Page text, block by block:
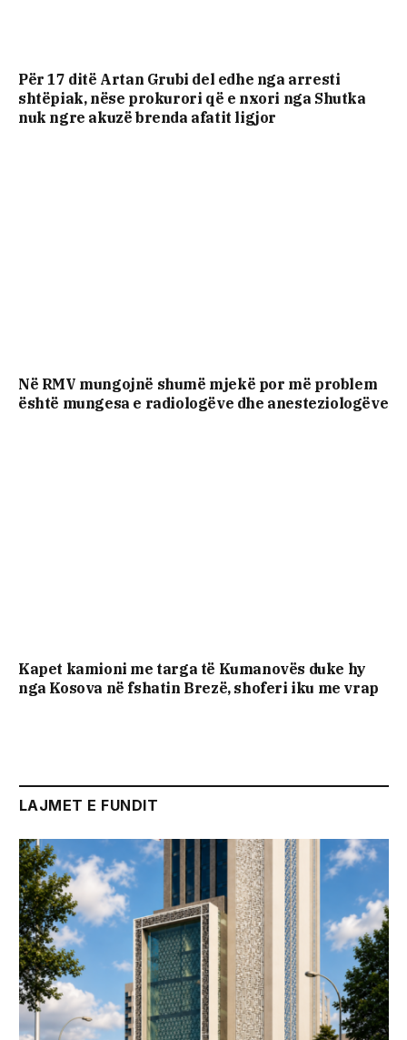
Për 17 ditë Artan Grubi del edhe nga arresti
shtëpiak, nëse prokurori që e nxori nga Shutka
nuk ngre akuzë brenda afatit ligjor
Në RMV mungojnë shumë mjekë por më problem
është mungesa e radiologëve dhe anesteziologëve
Kapet kamioni me targa të Kumanovës duke hy
nga Kosova në fshatin Brezë, shoferi iku me vrap
LAJMET E FUNDIT